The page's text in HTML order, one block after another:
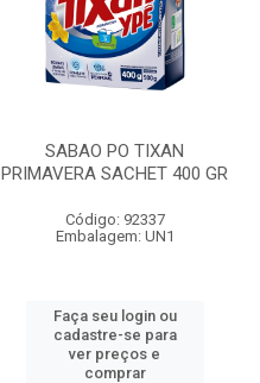
SABAO PO TIXAN
PRIMAVERA SACHET 400 GR
Código: 92337
Embalagem: UN1
Faça seu login ou
cadastre-se para
ver preços e
comprar